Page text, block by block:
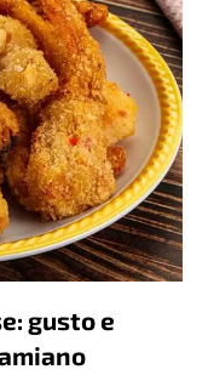
gusto e